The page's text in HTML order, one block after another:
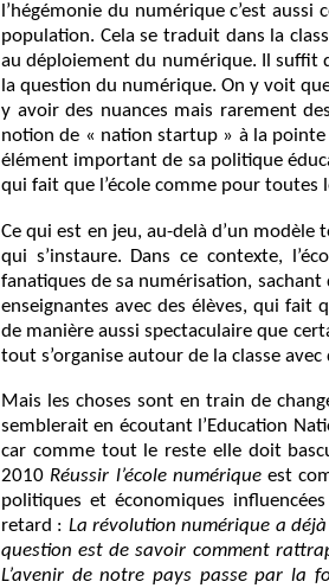
l’hégémonie du numérique c’est
population. Cela se traduit dans la
au déploiement du numérique. Il suffit
la question du numérique. On y voit
y avoir des nuances mais rarement
notion de « nation startup » à la pointe
élément important de sa politique
qui fait que l’école comme pour toutes
Ce qui est en jeu, au-delà d’un
qui s’instaure. Dans ce contexte,
fanatiques de sa numérisation,
enseignantes avec des élèves, qui fait
de manière aussi spectaculaire que
tout s’organise autour de la classe avec
Mais les choses sont en train de
semblerait en écoutant l’Education
car comme tout le reste elle doit
2010 Réussir l’école numériqueest
politiques et économiques
retard : La révolution numérique a
question est de savoir comment
L’avenir de notre pays passe par la